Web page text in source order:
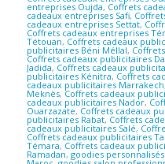
entreprises Oujda, Coffrets
cadeaux entreprises Safi,
cadeaux entreprises Settat,
Coffrets cadeaux entreprises
Tétouan, Coffrets cadeaux
publicitaires Béni Méllal,
Coffrets cadeaux publicitaires
Jadida, Coffrets cadeaux
publicitaires Kénitra, Coffrets
cadeaux publicitaires Marrakech
Meknès, Coffrets cadeaux
cadeaux publicitaires Nador,
Ouarzazate, Coffrets cadeaux
publicitaires Rabat, Coffrets
cadeaux publicitaires Salé,
Coffrets cadeaux publicitaires
Témara, Coffrets cadeaux
Ramadan, goodies personnalisés